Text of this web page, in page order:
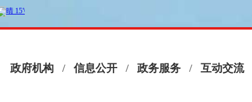
政府机构 / 信息公开 / 政务服务 / 互动交流